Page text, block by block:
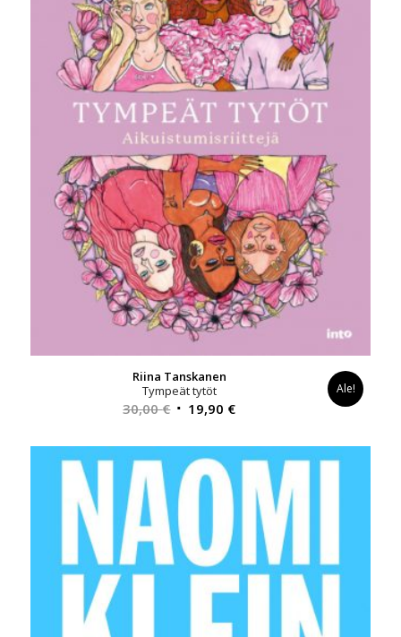
Riina Tanskanen
Tympeät tytöt
30,00€ Alkuperäinen
oli:
30,00 €.
19,90 €Nykyinen
on:
19,90 €.
Ale!